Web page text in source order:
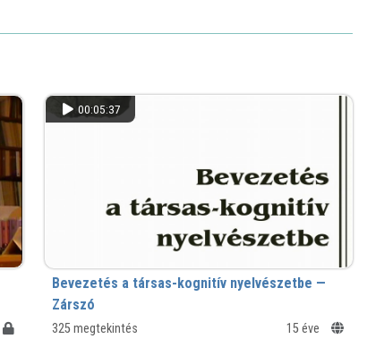
00:05:37
Bevezetés a társas-kognitív nyelvészetbe —
Zárszó
325 megtekintés 15 éve